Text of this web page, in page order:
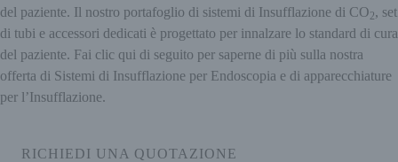
del paziente. Il nostro portafoglio di sistemi di Insufflazione di CO2, set
di tubi e accessori dedicati è progettato per innalzare lo standard di cura
del paziente. Fai clic qui di seguito per saperne di più sulla nostra
offerta di Sistemi di Insufflazione per Endoscopia e di apparecchiature
per l’Insufflazione.
RICHIEDI UNA QUOTAZIONE